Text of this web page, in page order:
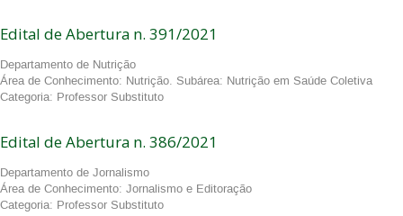
Edital de Abertura n. 391/2021
Departamento de Nutrição
Área de Conhecimento: Nutrição. Subárea: Nutrição em Saúde Coletiva
Categoria: Professor Substituto
Edital de Abertura n. 386/2021
Departamento de Jornalismo
Área de Conhecimento: Jornalismo e Editoração
Categoria: Professor Substituto